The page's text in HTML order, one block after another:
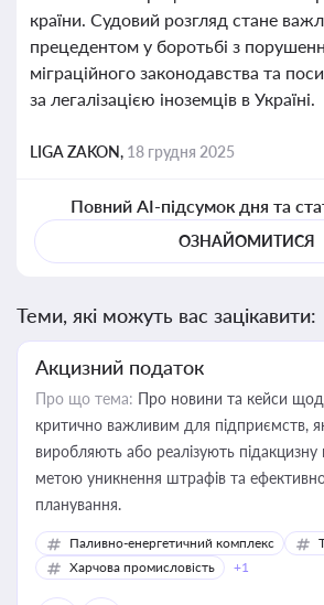
країни. Судовий розгляд стане
прецедентом у боротьбі з
міграційного законодавства та
за легалізацією іноземців в Україні.
LIGA ZAKON, 18 грудня 2025
Повний AI-підсумок дня та
ОЗНАЙОМИТИСЯ
Теми, які можуть вас зацікавити:
Акцизний податок
Про що тема: Про новини та кейси
критично важливим для підприємств,
виробляють або реалізують підакцизну
метою уникнення штрафів та
планування.
Паливно-енергетичний комплекс
Харчова промисловість
+1